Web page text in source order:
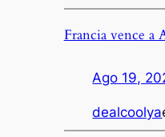
Francia vence a
Ago 19,
dealcoolya